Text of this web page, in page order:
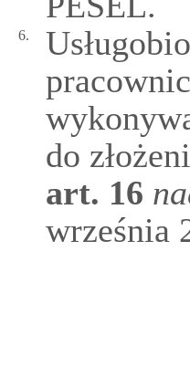
6.
do
art. 16
września